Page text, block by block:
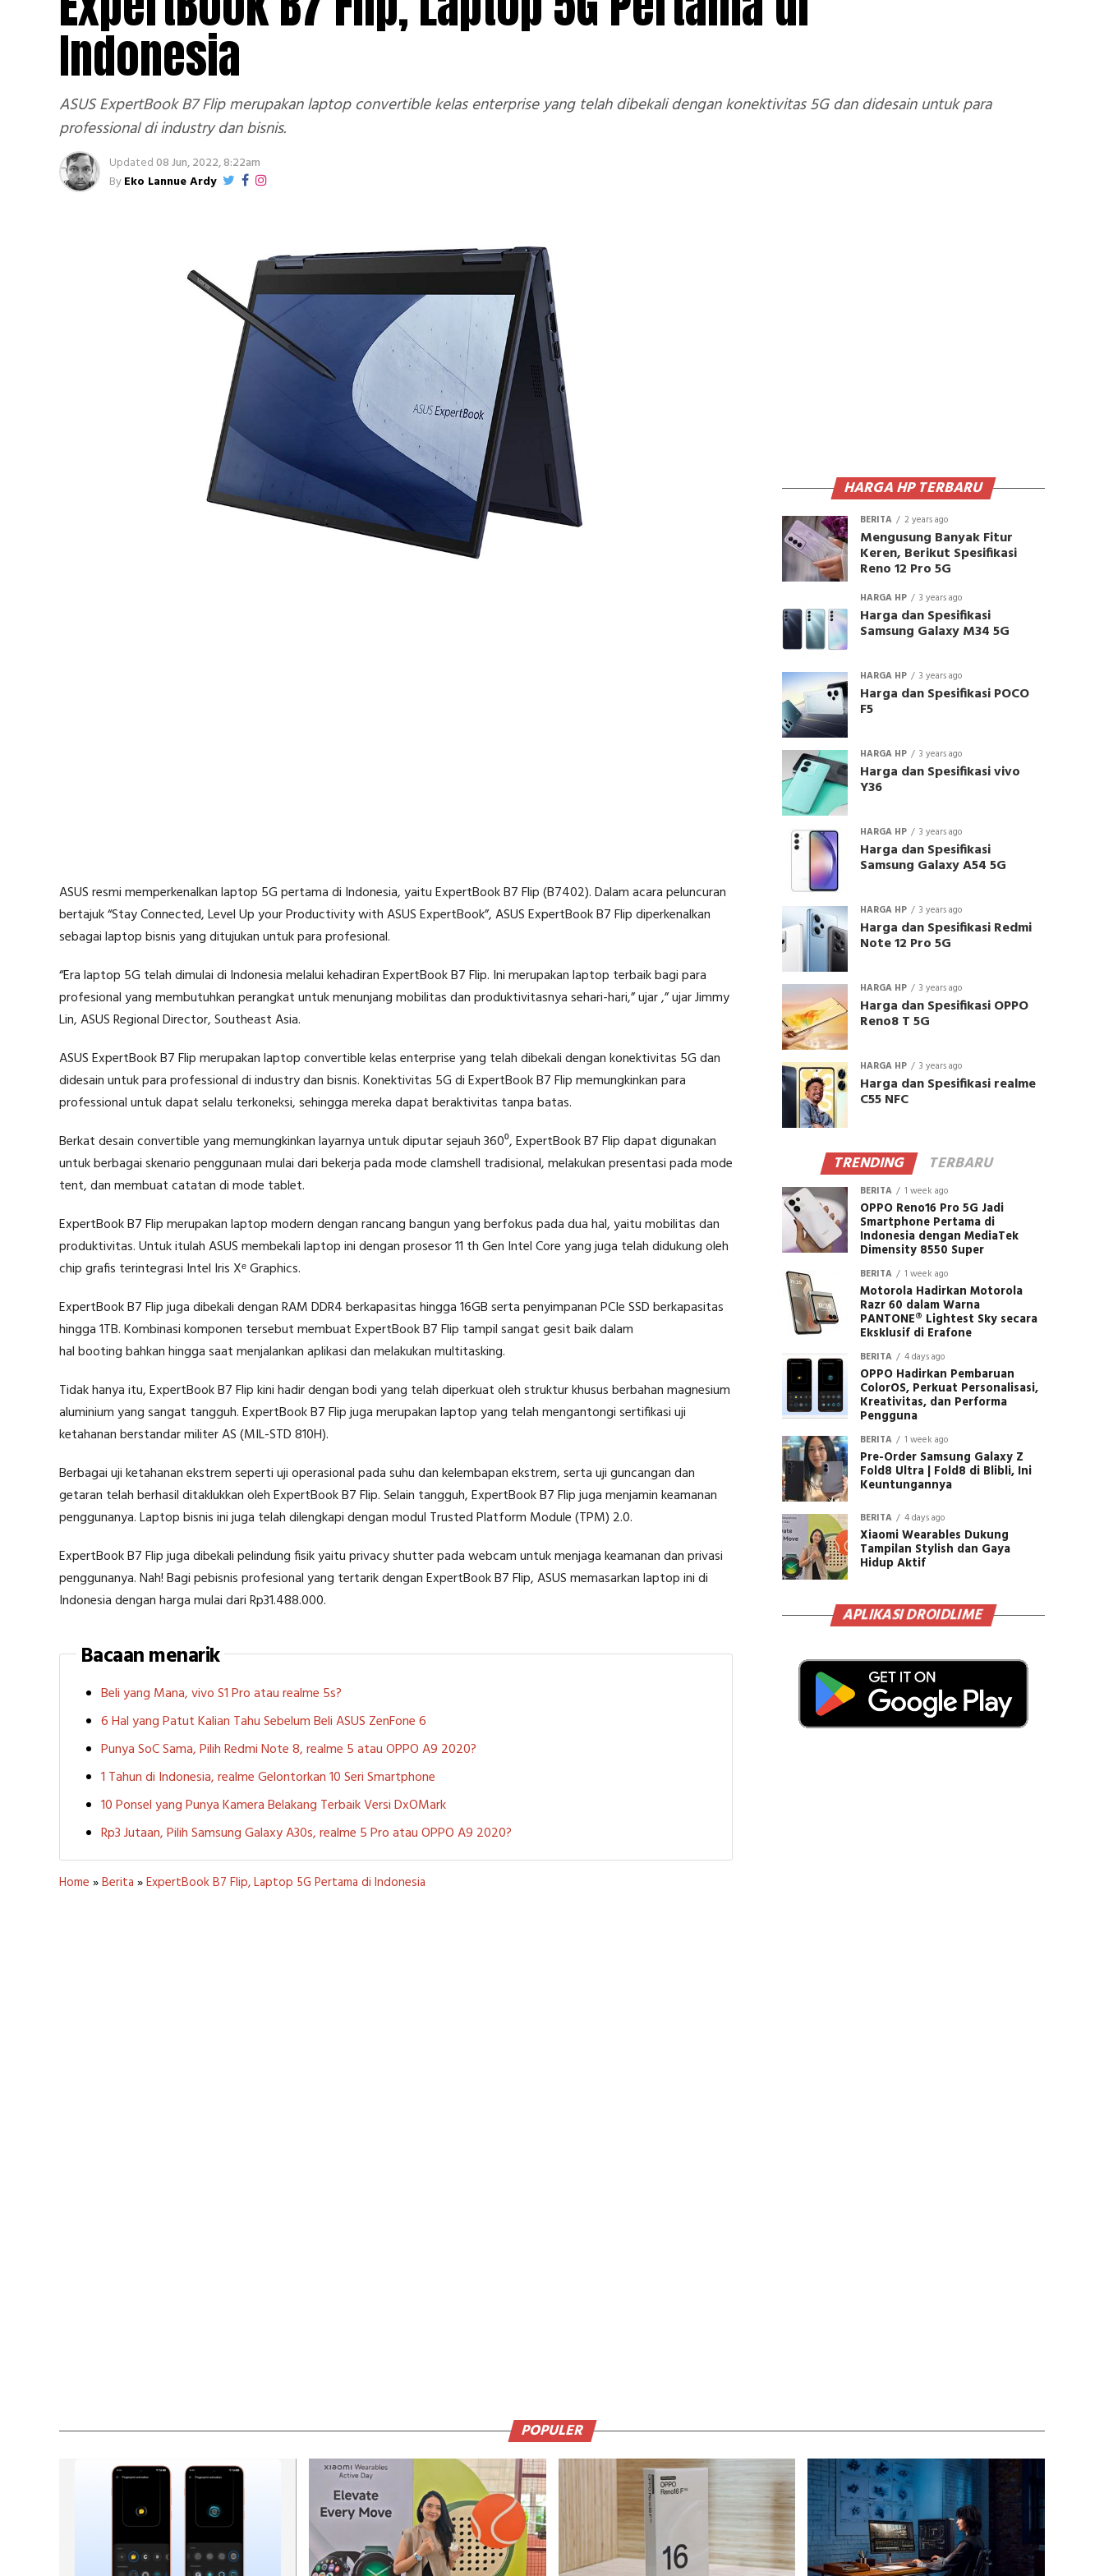
Indonesia
ASUS ExpertBook B7 Flip merupakan laptop convertible kelas enterprise yang telah dibekali dengan konektivitas 5G dan didesain untuk para
professional di industry dan bisnis.
Updated08 Jun, 2022, 8:22am
ByEko Lannue Ardy
ASUS resmi memperkenalkan laptop 5G pertama di Indonesia, yaitu ExpertBook B7 Flip (B7402). Dalam acara peluncuran
bertajuk “Stay Connected, Level Up your Productivity with ASUS ExpertBook”, ASUS ExpertBook B7 Flip diperkenalkan
sebagai laptop bisnis yang ditujukan untuk para profesional.
“Era laptop 5G telah dimulai di Indonesia melalui kehadiran ExpertBook B7 Flip. Ini merupakan laptop terbaik bagi para
profesional yang membutuhkan perangkat untuk menunjang mobilitas dan produktivitasnya sehari-hari,” ujar ,” ujar Jimmy
Lin, ASUS Regional Director, Southeast Asia.
ASUS ExpertBook B7 Flip merupakan laptop convertible kelas enterprise yang telah dibekali dengan konektivitas 5G dan
didesain untuk para professional di industry dan bisnis. Konektivitas 5G di ExpertBook B7 Flip memungkinkan para
professional untuk dapat selalu terkoneksi, sehingga mereka dapat beraktivitas tanpa batas.
Berkat desain convertible yang memungkinkan layarnya untuk diputar sejauh 360⁰, ExpertBook B7 Flip dapat digunakan
untuk berbagai skenario penggunaan mulai dari bekerja pada mode clamshell tradisional, melakukan presentasi pada mode
tent, dan membuat catatan di mode tablet.
ExpertBook B7 Flip merupakan laptop modern dengan rancang bangun yang berfokus pada dua hal, yaitu mobilitas dan
produktivitas. Untuk itulah ASUS membekali laptop ini dengan prosesor 11 th Gen Intel Core yang juga telah didukung oleh
chip grafis terintegrasi Intel Iris Xᵉ Graphics.
ExpertBook B7 Flip juga dibekali dengan RAM DDR4 berkapasitas hingga 16GB serta penyimpanan PCIe SSD berkapasitas
hingga 1TB. Kombinasi komponen tersebut membuat ExpertBook B7 Flip tampil sangat gesit baik dalam
hal booting bahkan hingga saat menjalankan aplikasi dan melakukan multitasking.
Tidak hanya itu, ExpertBook B7 Flip kini hadir dengan bodi yang telah diperkuat oleh struktur khusus berbahan magnesium
aluminium yang sangat tangguh. ExpertBook B7 Flip juga merupakan laptop yang telah mengantongi sertifikasi uji
ketahanan berstandar militer AS (MIL-STD 810H).
Berbagai uji ketahanan ekstrem seperti uji operasional pada suhu dan kelembapan ekstrem, serta uji guncangan dan
getaran telah berhasil ditaklukkan oleh ExpertBook B7 Flip. Selain tangguh, ExpertBook B7 Flip juga menjamin keamanan
penggunanya. Laptop bisnis ini juga telah dilengkapi dengan modul Trusted Platform Module (TPM) 2.0.
ExpertBook B7 Flip juga dibekali pelindung fisik yaitu privacy shutter pada webcam untuk menjaga keamanan dan privasi
penggunanya. Nah! Bagi pebisnis profesional yang tertarik dengan ExpertBook B7 Flip, ASUS memasarkan laptop ini di
Indonesia dengan harga mulai dari Rp31.488.000.
Bacaan menarik
Beli yang Mana, vivo S1 Pro atau realme 5s?
6 Hal yang Patut Kalian Tahu Sebelum Beli ASUS ZenFone 6
Punya SoC Sama, Pilih Redmi Note 8, realme 5 atau OPPO A9 2020?
1 Tahun di Indonesia, realme Gelontorkan 10 Seri Smartphone
10 Ponsel yang Punya Kamera Belakang Terbaik Versi DxOMark
Rp3 Jutaan, Pilih Samsung Galaxy A30s, realme 5 Pro atau OPPO A9 2020?
Home »Berita »ExpertBook B7 Flip, Laptop 5G Pertama di Indonesia
HARGA HP TERBARU
BERITA 2 years ago
Mengusung Banyak Fitur
Keren, Berikut Spesifikasi
Reno 12 Pro 5G
HARGA HP 3 years ago
Harga dan Spesifikasi
Samsung Galaxy M34 5G
HARGA HP 3 years ago
Harga dan Spesifikasi POCO
F5
HARGA HP 3 years ago
Harga dan Spesifikasi vivo
Y36
HARGA HP 3 years ago
Harga dan Spesifikasi
Samsung Galaxy A54 5G
HARGA HP 3 years ago
Harga dan Spesifikasi Redmi
Note 12 Pro 5G
HARGA HP 3 years ago
Harga dan Spesifikasi OPPO
Reno8 T 5G
HARGA HP 3 years ago
Harga dan Spesifikasi realme
C55 NFC
TRENDING TERBARU
BERITA 1 week ago
OPPO Reno16 Pro 5G Jadi
Smartphone Pertama di
Indonesia dengan MediaTek
Dimensity 8550 Super
BERITA 1 week ago
Motorola Hadirkan Motorola
Razr 60 dalam Warna
PANTONE® Lightest Sky secara
Eksklusif di Erafone
BERITA 4 days ago
OPPO Hadirkan Pembaruan
ColorOS, Perkuat Personalisasi,
Kreativitas, dan Performa
Pengguna
BERITA 1 week ago
Pre-Order Samsung Galaxy Z
Fold8 Ultra | Fold8 di Blibli, Ini
Keuntungannya
BERITA 4 days ago
Xiaomi Wearables Dukung
Tampilan Stylish dan Gaya
Hidup Aktif
APLIKASI DROIDLIME
POPULER